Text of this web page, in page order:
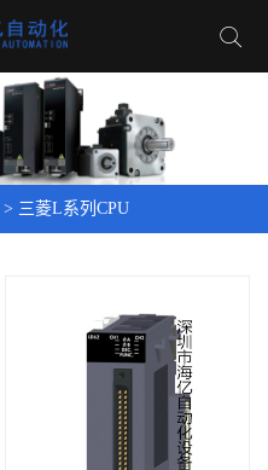
> 三菱L系列CPU